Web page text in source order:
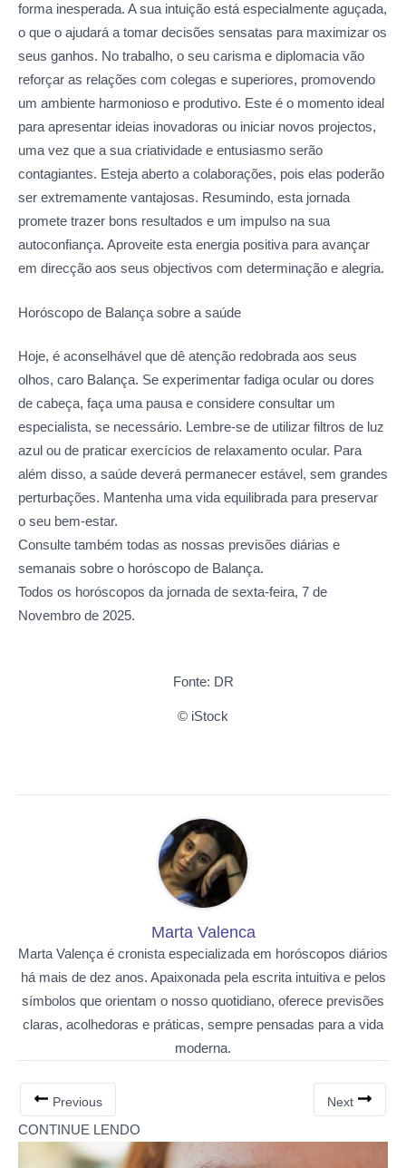
forma inesperada. A sua intuição está especialmente aguçada,
o que o ajudará a tomar decisões sensatas para maximizar os
seus ganhos. No trabalho, o seu carisma e diplomacia vão
reforçar as relações com colegas e superiores, promovendo
um ambiente harmonioso e produtivo. Este é o momento ideal
para apresentar ideias inovadoras ou iniciar novos projectos,
uma vez que a sua criatividade e entusiasmo serão
contagiantes. Esteja aberto a colaborações, pois elas poderão
ser extremamente vantajosas. Resumindo, esta jornada
promete trazer bons resultados e um impulso na sua
autoconfiança. Aproveite esta energia positiva para avançar
em direcção aos seus objectivos com determinação e alegria.
Horóscopo de Balança sobre a saúde
Hoje, é aconselhável que dê atenção redobrada aos seus
olhos, caro Balança. Se experimentar fadiga ocular ou dores
de cabeça, faça uma pausa e considere consultar um
especialista, se necessário. Lembre-se de utilizar filtros de luz
azul ou de praticar exercícios de relaxamento ocular. Para
além disso, a saúde deverá permanecer estável, sem grandes
perturbações. Mantenha uma vida equilibrada para preservar
o seu bem-estar.
Consulte também todas as nossas previsões diárias e
semanais sobre o horóscopo de Balança.
Todos os horóscopos da jornada de sexta-feira, 7 de
Novembro de 2025.
Fonte: DR
© iStock
Marta Valenca
Marta Valença é cronista especializada em horóscopos diários
há mais de dez anos. Apaixonada pela escrita intuitiva e pelos
símbolos que orientam o nosso quotidiano, oferece previsões
claras, acolhedoras e práticas, sempre pensadas para a vida
moderna.
Previous
Next
CONTINUE LENDO